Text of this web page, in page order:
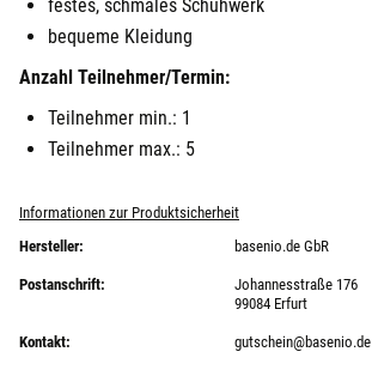
festes, schmales Schuhwerk
bequeme Kleidung
Anzahl Teilnehmer/Termin:
Teilnehmer min.: 1
Teilnehmer max.: 5
Informationen zur Produktsicherheit
Hersteller:
basenio.de GbR
Postanschrift:
Johannesstraße 176
99084 Erfurt
Kontakt: gutschein@basenio.de